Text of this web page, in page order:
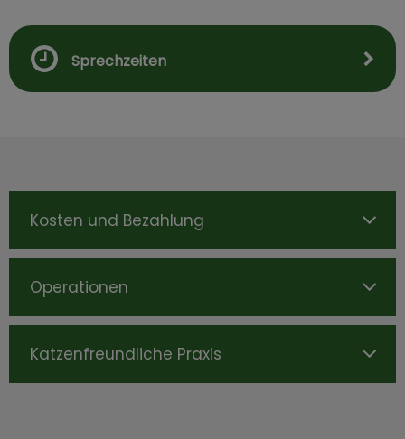
Sprechzeiten
Kosten und Bezahlung
Operationen
Katzenfreundliche Praxis